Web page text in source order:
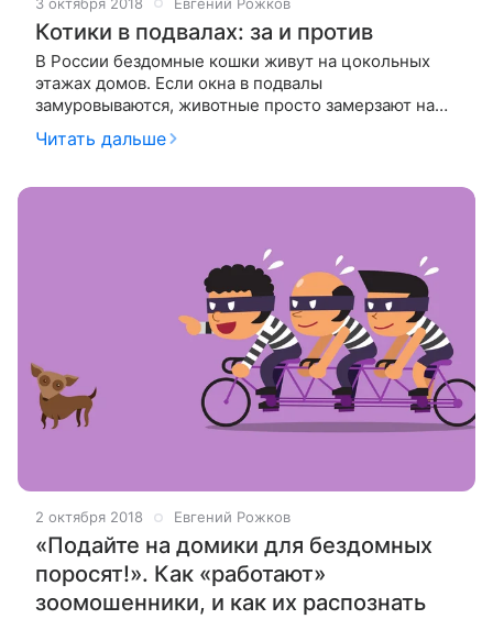
Котики в подвалах: за и против
В России бездомные кошки живут на цокольных
этажах домов. Если окна в подвалы
замуровываются, животные просто замерзают на
кошачьего племени. И вновь обострит борьбу
Читать дальше
2 октября 2018 Евгений Рожков
«Подайте на домики для бездомных
поросят!». Как «работают»
зоомошенники, и как их распознать